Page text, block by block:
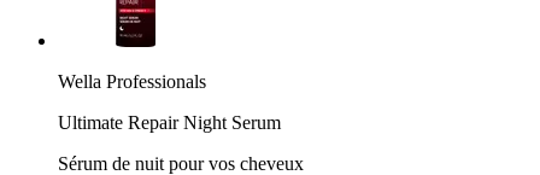
Wella Professionals
Ultimate Repair Night Serum
Sérum de nuit pour vos cheveux